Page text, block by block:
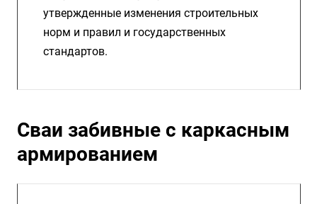
утвержденные изменения строительных
норм и правил и государственных
стандартов.
Сваи забивные с каркасным
армированием